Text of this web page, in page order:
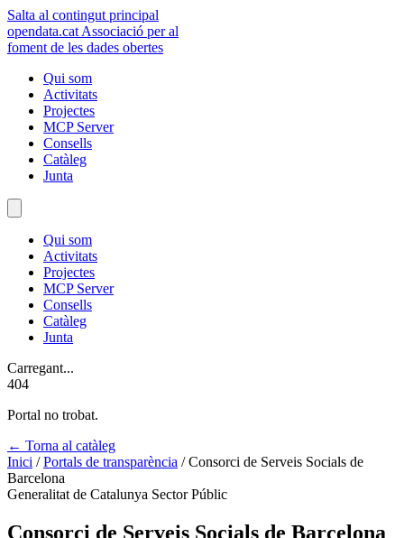
Salta al contingut principal
opendata.cat Associació per al
foment de les dades obertes
Qui som
Activitats
Projectes
MCP Server
Consells
Catàleg
Junta
Qui som
Activitats
Projectes
MCP Server
Consells
Catàleg
Junta
Carregant...
404
Portal no trobat.
← Torna al catàleg
Inici / Portals de transparència / Consorci de Serveis Socials de
Barcelona
Generalitat de Catalunya Sector Públic
Consorci de Serveis Socials de Barcelona